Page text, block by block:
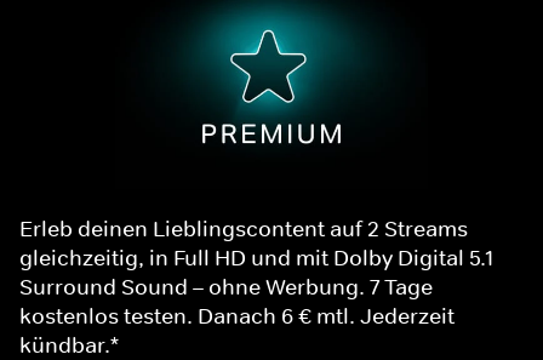
Erleb deinen Lieblingscontent auf 2 Streams
gleichzeitig, in Full HD und mit Dolby Digital 5.1
Surround Sound – ohne Werbung. 7 Tage
kostenlos testen. Danach 6 € mtl. Jederzeit
kündbar.*